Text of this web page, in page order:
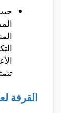
القرفة